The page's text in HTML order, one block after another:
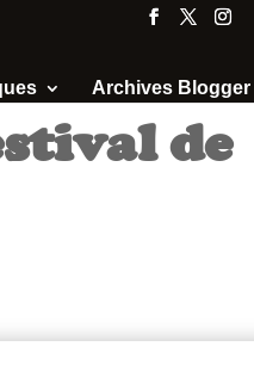
Archives Blogger
de